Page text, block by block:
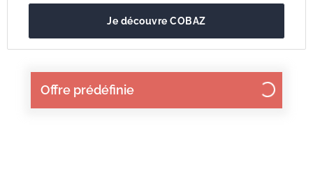
Offre prédéfinie
Je découvre COBAZ